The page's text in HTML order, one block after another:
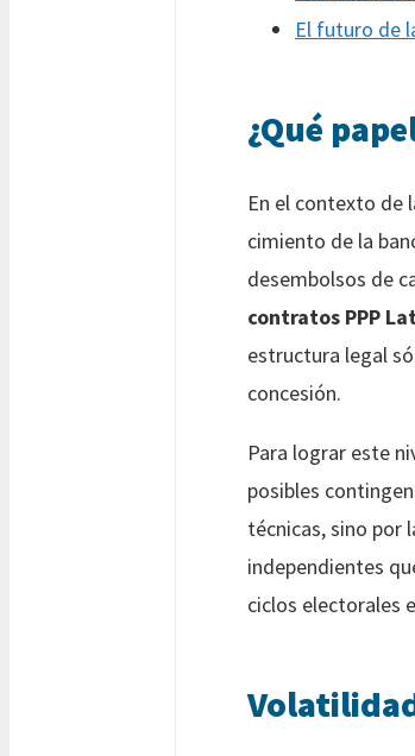
El futuro de
¿Qué
En el contexto de
cimiento de la
desembolsos de
contratos PPP
estructura legal
concesión.
Para lograr este
posibles
técnicas, sino por
independientes
ciclos electorales